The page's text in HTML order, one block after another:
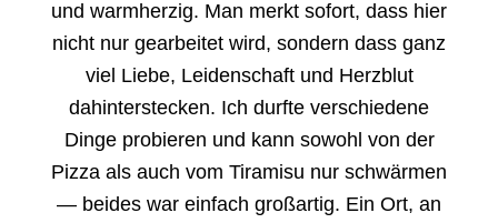
und warmherzig. Man merkt sofort, dass hier
nicht nur gearbeitet wird, sondern dass ganz
viel Liebe, Leidenschaft und Herzblut
dahinterstecken. Ich durfte verschiedene
Dinge probieren und kann sowohl von der
Pizza als auch vom Tiramisu nur schwärmen
— beides war einfach großartig. Ein Ort, an